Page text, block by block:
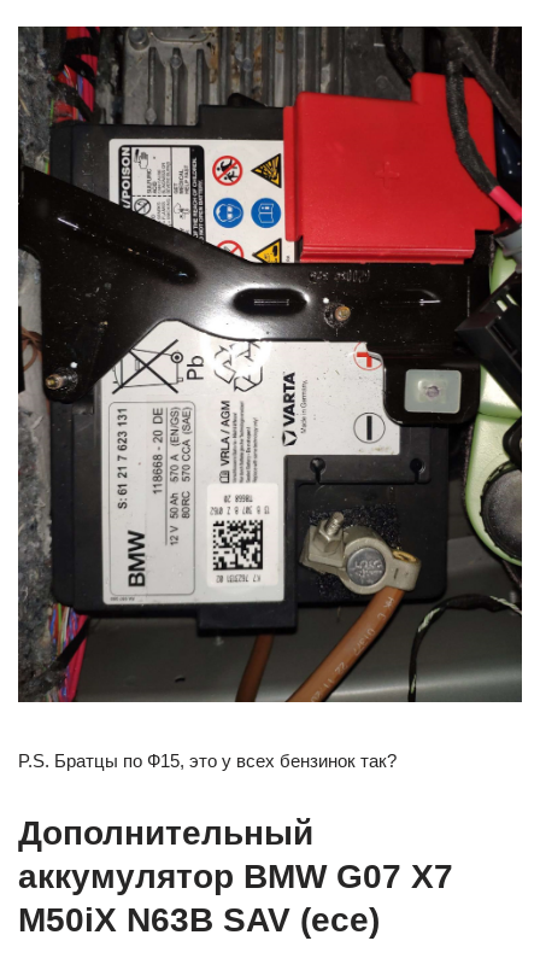
P.S. Братцы по Ф15, это у всех бензинок так?
Дополнительный
аккумулятор BMW G07 X7
M50iX N63B SAV (ece)